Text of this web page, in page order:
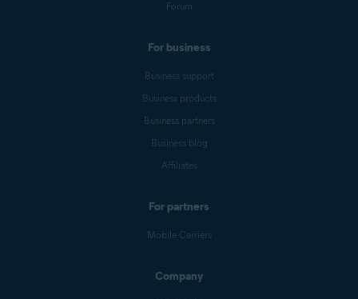
Forum
For business
Business support
Business products
Business partners
Business blog
Affiliates
For partners
Mobile Carriers
Company